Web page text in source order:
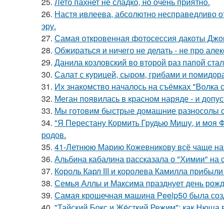
26. Настя ивлеева, абсолютно несправедливо
эру.
27. Самая откровенная фотосессия дакоты
28. Обжираться и ничего не делать - не про
29. Данила козловский во второй раз папой
30. Салат с курицей, сыром, грибами и
31. Их знакомство началось на съёмках "Волка
32. Меган появилась в красном наряде - и
33. Мы готовим быстрые домашние разносолы
34. "Я Перестану Кормить Грудью Мишу, и моя
родов.
35. 41-Летнюю Марию Кожевникову всё чаще
36. Альбина кабалина рассказала о "Химии"
37. Король Карл III и королева Камилла
38. Семья Аллы и Максима празднует день
39. Самая крошечная машинa Peelp50 была